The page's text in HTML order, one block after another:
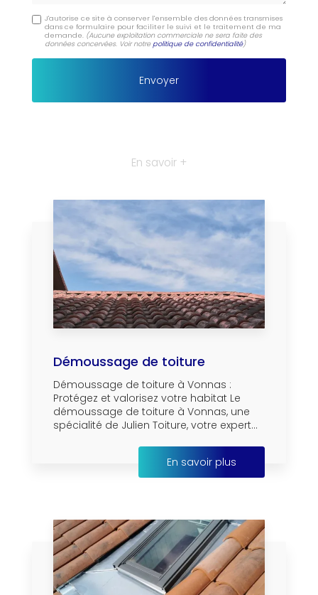
J'autorise ce site à conserver l'ensemble des données transmises
dans ce formulaire pour faciliter le suivi et le traitement de ma
demande. (Aucune exploitation commerciale ne sera faite des
données concervées. Voir notrepolitique de confidentialité)
En savoir +
Démoussage de toiture
Démoussage de toiture à Vonnas :
Protégez et valorisez votre habitat Le
démoussage de toiture à Vonnas, une
spécialité de Julien Toiture, votre expert...
En savoir plus